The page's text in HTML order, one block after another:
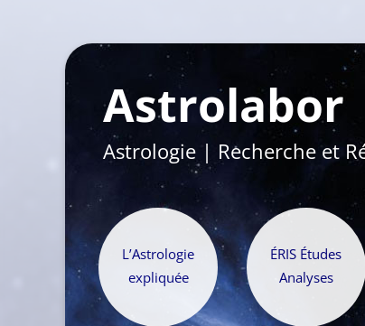
Astrolabor
Astrologie | Recherche et
L’Astrologie
expliquée
ÉRIS Études
Analyses